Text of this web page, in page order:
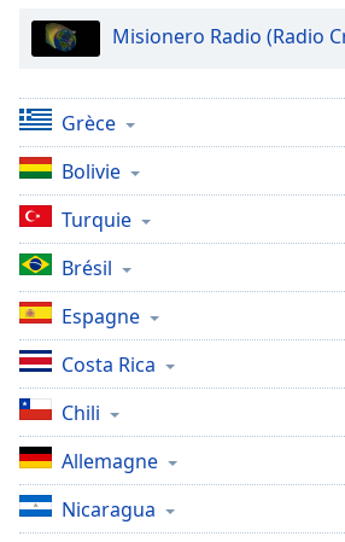
Subtitles
settings,
opens
subtitles
settings
dialog
subtitles
off,
selected
Audio
Track
Picture-
in-
Picture
Fullscreen
This
Misionero Radio (Radio
Grèce
Bolivie
Turquie
Brésil
Espagne
Costa Rica
Chili
Allemagne
Nicaragua